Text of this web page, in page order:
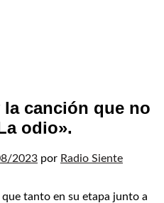
canción que no
odio».
2023 por Radio Siente
tanto en su etapa junto a